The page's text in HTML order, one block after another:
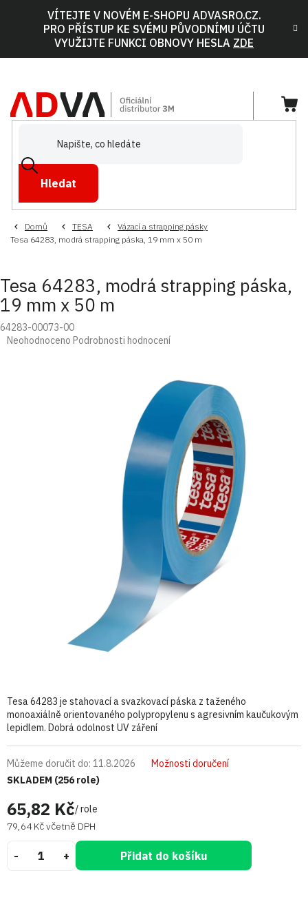
VÍTEJTE V NOVÉM E-SHOPU ADVASRO.CZ.
PRO PŘÍSTUP KE SVÉMU PŮVODNÍMU ÚČTU
VYUŽIJTE FUNKCI OBNOVY HESLA ZDE
Hledat
Domů TESA
Vázací a strapping pásky
Tesa 64283, modrá strapping páska, 19 mm x 50 m
Tesa 64283, modrá strapping páska,
19 mm x 50 m
64283-00073-00
Průměrné
Neohodnoceno Podrobnosti hodnocení
65,82 Kč/ role
79,64 Kč včetně DPH
SKLADEM (256 role)
Můžeme doručit do: 11.8.2026 Možnosti doručení
Přidat do košíku
Tesa 64283 je stahovací a svazkovací páska z taženého
monoaxiálně orientovaného polypropylenu s agresivním kaučukovým
lepidlem. Dobrá odolnost UV záření